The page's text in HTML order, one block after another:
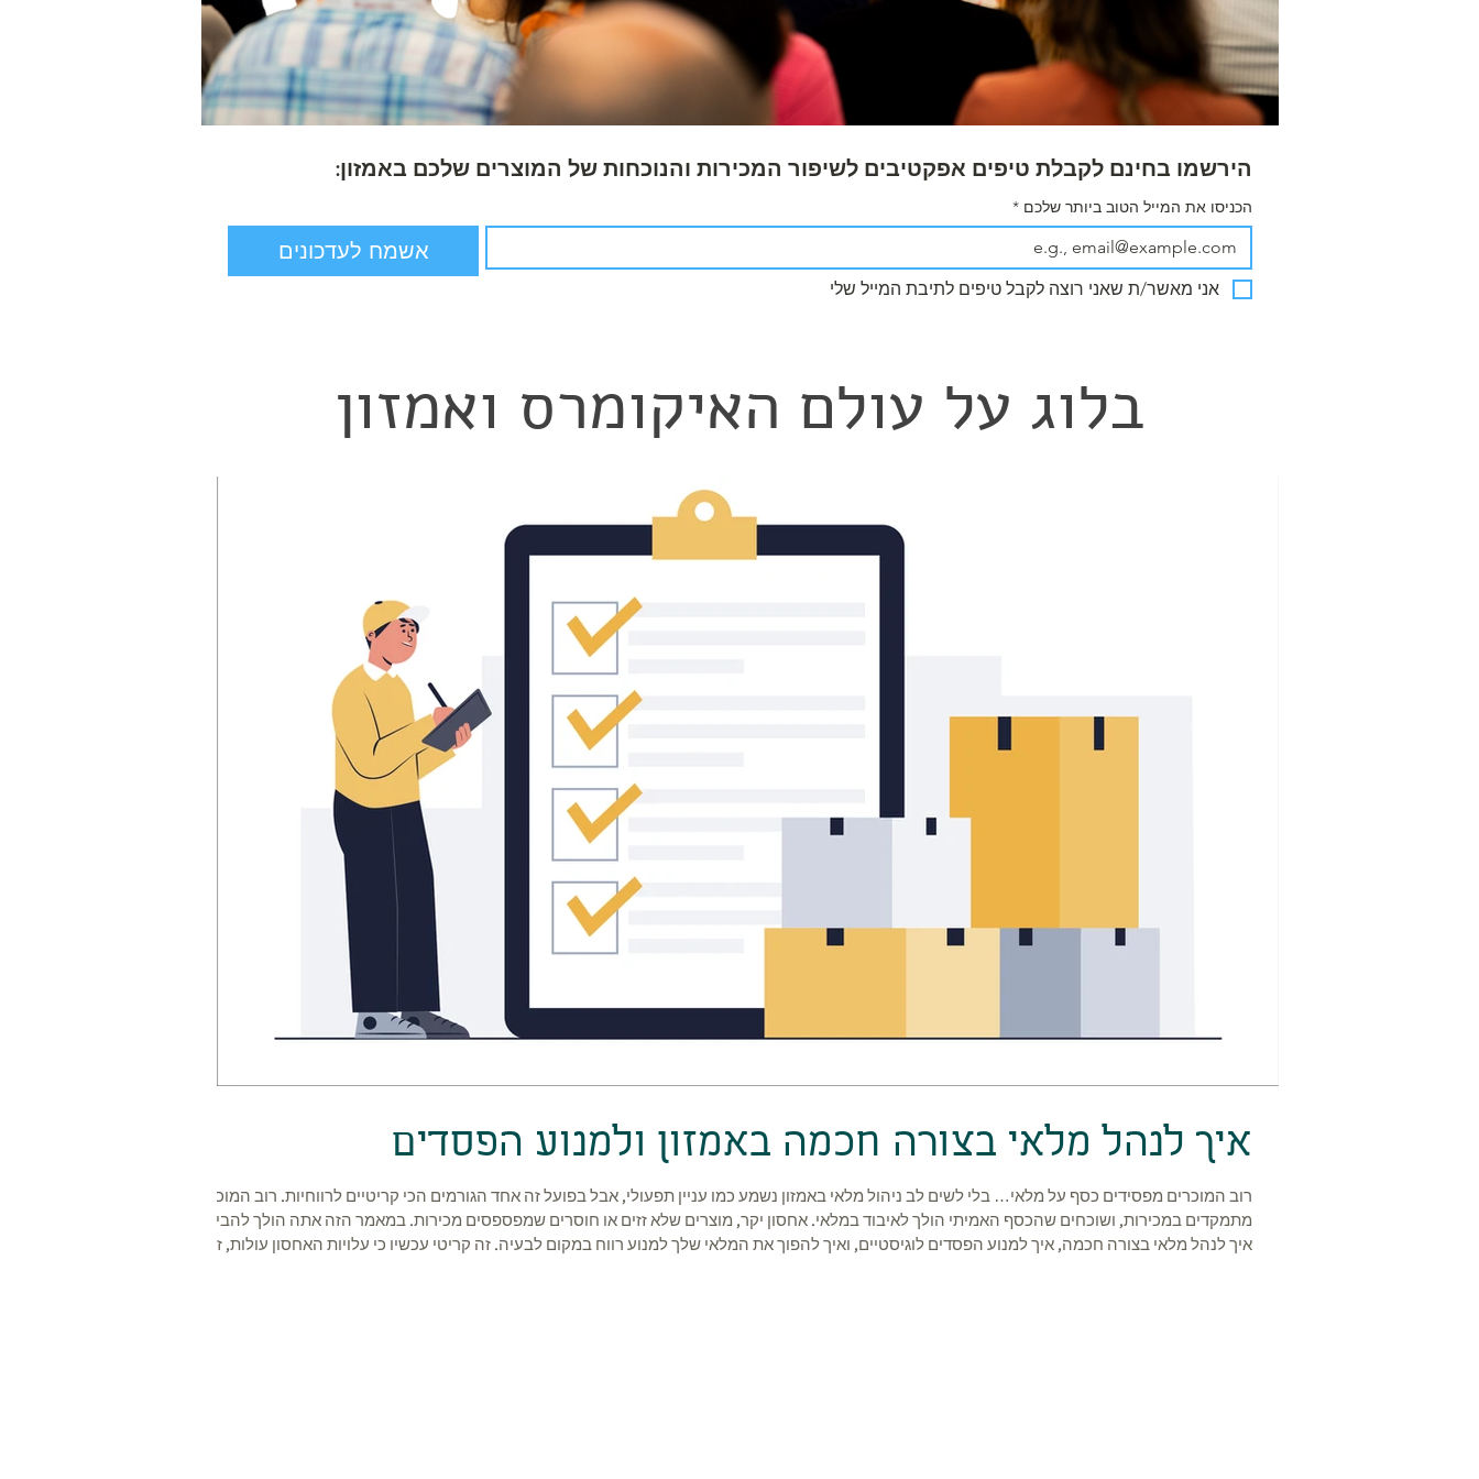
הירשמו בחינם לקבלת טיפים אפקטיבים לשיפור המכירות והנוכחות של המוצרים שלכם באמזון:
הכניסו את המייל הטוב ביותר שלכם *
אשמח לעדכונים
אני מאשר/ת שאני רוצה לקבל טיפים לתיבת המייל שלי
בלוג על עולם האיקומרס ואמזון
איך לנהל מלאי בצורה חכמה באמזון ולמנוע הפסדים
רוב המוכרים מפסידים כסף על מלאי… בלי לשים לב ניהול מלאי באמזון נשמע כמו עניין תפעולי, אבל בפועל זה אחד הגורמים הכי קריטיים לרווחיות. רוב המוכרים
מתמקדים במכירות, ושוכחים שהכסף האמיתי הולך לאיבוד במלאי. אחסון יקר, מוצרים שלא זזים או חוסרים שמפספסים מכירות. במאמר הזה אתה הולך להבין
איך לנהל מלאי בצורה חכמה, איך למנוע הפסדים לוגיסטיים, ואיך להפוך את המלאי שלך למנוע רווח במקום לבעיה. זה קריטי עכשיו כי עלויות האחסון עולות, זמני